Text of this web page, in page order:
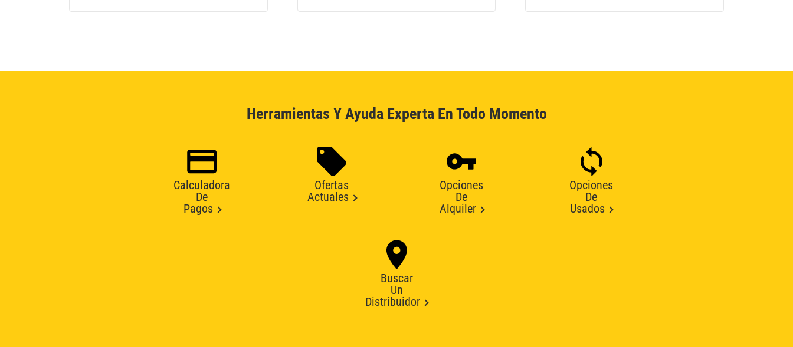
Herramientas Y Ayuda Experta En Todo Momento
Calculadora
De
Pagos
Ofertas
Actuales
Opciones
De
Alquiler
Opciones
De
Usados
Buscar
Un
Distribuidor